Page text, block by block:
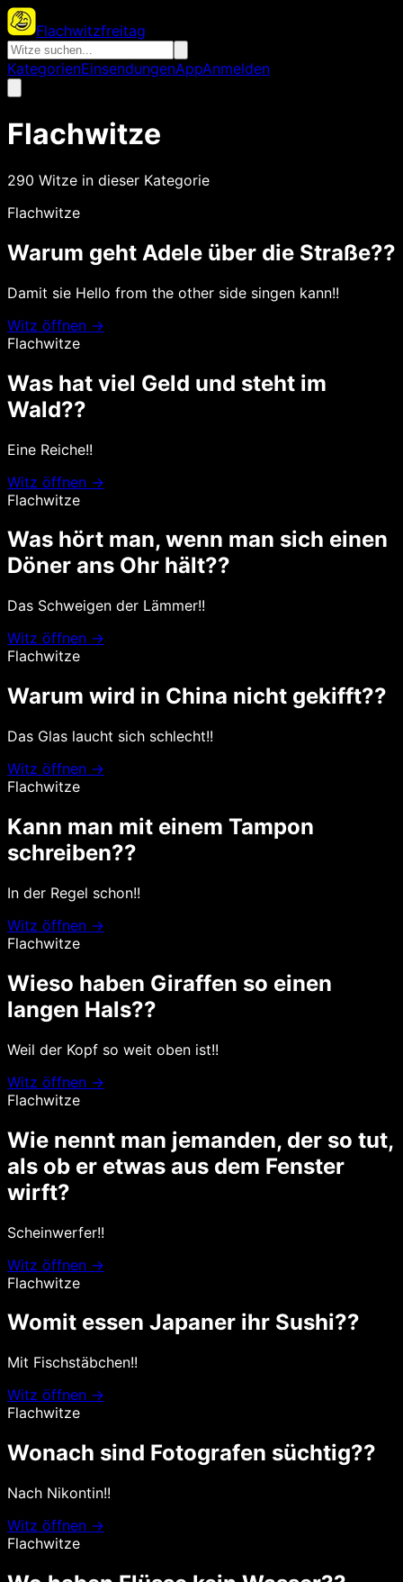
Flachwitzfreitag
KategorienEinsendungenAppAnmelden
Flachwitze
290 Witze in dieser Kategorie
Flachwitze
Warum geht Adele über die Straße??
Damit sie Hello from the other side singen kann! !
Witz öffnen →
Flachwitze
Was hat viel Geld und steht im
Wald??
Eine Reiche!!
Witz öffnen →
Flachwitze
Was hört man, wenn man sich einen
Döner ans Ohr hält??
Das Schweigen der Lämmer!!
Witz öffnen →
Flachwitze
Warum wird in China nicht gekifft??
Das Glas laucht sich schlecht!!
Witz öffnen →
Flachwitze
Kann man mit einem Tampon
schreiben??
In der Regel schon!!
Witz öffnen →
Flachwitze
Wieso haben Giraffen so einen
langen Hals??
Weil der Kopf so weit oben ist!!
Witz öffnen →
Flachwitze
Wie nennt man jemanden, der so tut,
als ob er etwas aus dem Fenster
wirft?
Scheinwerfer!!
Witz öffnen →
Flachwitze
Womit essen Japaner ihr Sushi??
Mit Fischstäbchen!!
Witz öffnen →
Flachwitze
Wonach sind Fotografen süchtig??
Nach Nikontin!!
Witz öffnen →
Flachwitze